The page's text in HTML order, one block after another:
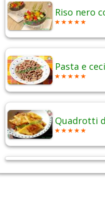
Riso nero
Pasta e
Quadrotti